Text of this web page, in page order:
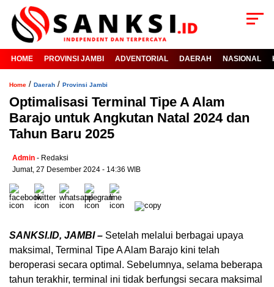
HOME PROVINSI JAMBI ADVENTORIAL DAERAH NASIONAL
Home / Daerah / Provinsi Jambi
Optimalisasi Terminal Tipe A Alam
Barajo untuk Angkutan Natal 2024 dan
Tahun Baru 2025
Admin - Redaksi
Jumat, 27 Desember 2024 - 14:36 WIB
SANKSI.ID, JAMBI – Setelah melalui berbagai upaya
maksimal, Terminal Tipe A Alam Barajo kini telah
beroperasi secara optimal. Sebelumnya, selama beberapa
tahun terakhir, terminal ini tidak berfungsi secara maksimal